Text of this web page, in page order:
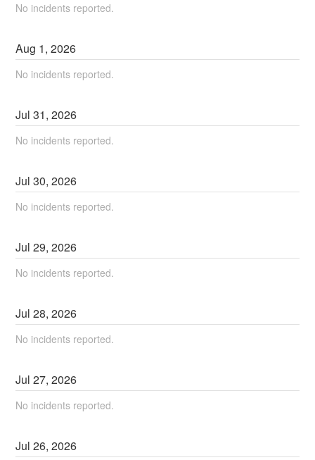
No incidents reported.
Aug 1,2026
No incidents reported.
Jul31,2026
No incidents reported.
Jul30,2026
No incidents reported.
Jul29,2026
No incidents reported.
Jul28,2026
No incidents reported.
Jul27,2026
No incidents reported.
Jul26,2026